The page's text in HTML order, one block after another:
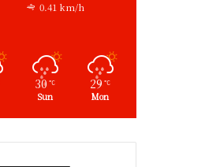
0.41 km/h
30 ℃
Sun
29 ℃
Mon